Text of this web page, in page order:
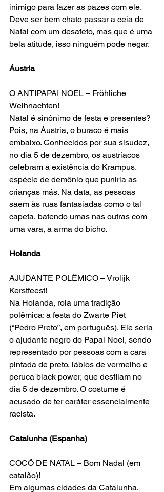
inimigo para fazer as pazes com ele.
Deve ser bem chato passar a ceia de
Natal com um desafeto, mas que é uma
bela atitude, isso ninguém pode negar.
Áustria
O ANTIPAPAI NOEL – Fröhliche
Weihnachten!
Natal é sinônimo de festa e presentes?
Pois, na Áustria, o buraco é mais
embaixo. Conhecidos por sua sisudez,
no dia 5 de dezembro, os austríacos
celebram a existência do Krampus,
espécie de demônio que puniria as
crianças más. Na data, as pessoas
saem às ruas fantasiadas como o tal
capeta, batendo umas nas outras com
uma vara, a arma do bicho.
Holanda
AJUDANTE POLÊMICO – Vrolijk
Kerstfeest!
Na Holanda, rola uma tradição
polêmica: a festa do Zwarte Piet
(“Pedro Preto”, em português). Ele seria
o ajudante negro do Papai Noel, sendo
representado por pessoas com a cara
pintada de preto, lábios de vermelho e
peruca black power, que desfilam no
dia 5 de dezembro. O costume é
acusado de ter caráter essencialmente
racista.
Catalunha (Espanha)
COCÔ DE NATAL – Bom Nadal (em
catalão)!
Em algumas cidades da Catalunha,